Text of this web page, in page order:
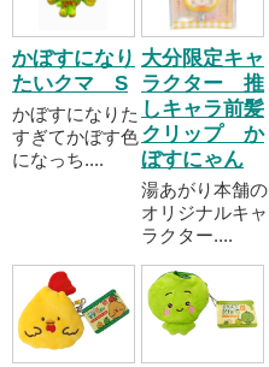
かぼすになり
たいクマ S
かぼすになりた
すぎてかぼす色
になっち....
大分限定キャ
ラクター 推
しキャラ前髪
クリップ か
ぼすにゃん
湯あがり本舗の
オリジナルキャ
ラクター....